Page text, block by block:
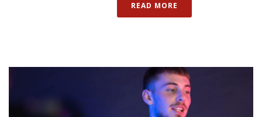
READ MORE